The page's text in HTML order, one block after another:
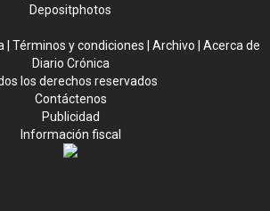
Depositphotos
Términos y condiciones Archivo
Acerca de
Diario Crónica
los derechos reservados
Contáctenos
Publicidad
Información fiscal